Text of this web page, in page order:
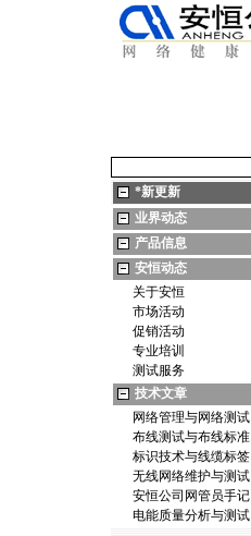
*新更新
业界动态
产品信息
安恒动态
关于安恒
市场活动
促销活动
专业培训
测试服务
技术文章
网络管理与网络测试
布线测试与布线标准
标识技术与线缆标签
无线网络维护与测试
安恒公司网管员手记
电能质量分析与测试